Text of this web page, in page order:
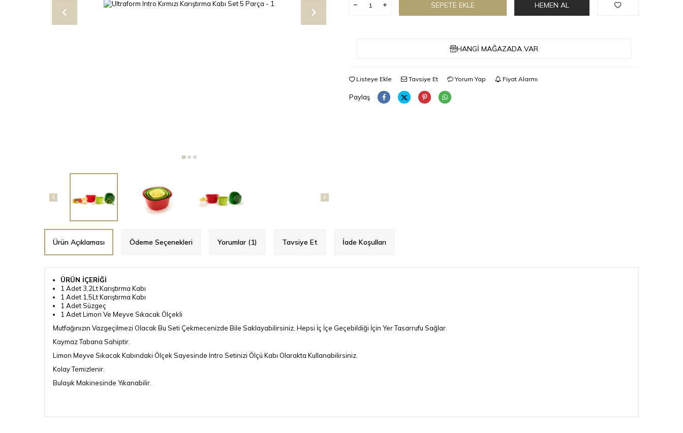
SEPETE EKLE HEMEN AL
HANGI MAĞAZADA VAR
Listeye Ekle Tavsiye Et Yorum Yap Fiyat Alarmı
Paylaş
Ürün Açıklaması Ödeme Seçenekleri Yorumlar (1) Tavsiye Et İade Koşulları
ÜRÜN İÇERİĞİ
1 Adet 3,2Lt Karıştırma Kabı
1 Adet 1,5Lt Karıştırma Kabı
1 Adet Süzgeç
1 Adet Limon Ve Meyve Sıkacak Ölçekli
Mutfağınızın Vazgeçilmezi Olacak Bu Seti Çekmecenizde Bile Saklayabilirsiniz. Hepsi İç İçe Geçebildiği İçin Yer Tasarrufu Sağlar.
Kaymaz Tabana Sahiptir.
Limon Meyve Sıkacak Kabındaki Ölçek Sayesinde Intro Setinizi Ölçü Kabı Olarakta Kullanabilirsiniz.
Kolay Temizlenir.
Bulaşık Makinesinde Yıkanabilir.